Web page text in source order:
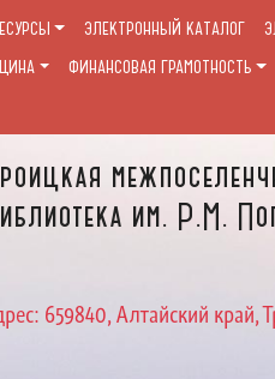
им. Р.М.
659840, Алтайский край,
ЭЛЕКТРОННЫЙ КАТАЛОГ
ФИНАНСОВАЯ ГРАМОТНОСТЬ